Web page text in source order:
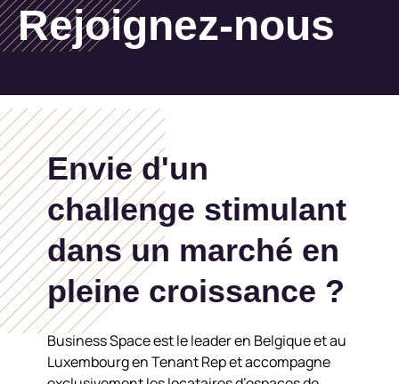
Rejoignez-nous
Envie d'un
challenge stimulant
dans un marché en
pleine croissance ?
Business Space est le leader en Belgique et au
Luxembourg en Tenant Rep et accompagne